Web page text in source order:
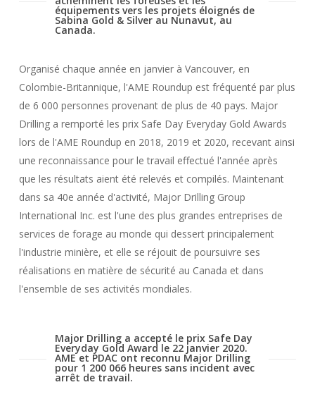
équipements vers les projets éloignés de
Sabina Gold & Silver au Nunavut, au
Canada.
Organisé chaque année en janvier à Vancouver, en
Colombie-Britannique, l'AME Roundup est fréquenté par plus
de 6 000 personnes provenant de plus de 40 pays. Major
Drilling a remporté les prix Safe Day Everyday Gold Awards
lors de l'AME Roundup en 2018, 2019 et 2020, recevant ainsi
une reconnaissance pour le travail effectué l'année après
que les résultats aient été relevés et compilés. Maintenant
dans sa 40e année d'activité, Major Drilling Group
International Inc. est l'une des plus grandes entreprises de
services de forage au monde qui dessert principalement
l'industrie minière, et elle se réjouit de poursuivre ses
réalisations en matière de sécurité au Canada et dans
l'ensemble de ses activités mondiales.
Major Drilling a accepté le prix Safe Day
Everyday Gold Award le 22 janvier 2020.
AME et PDAC ont reconnu Major Drilling
pour 1 200 066 heures sans incident avec
arrêt de travail.